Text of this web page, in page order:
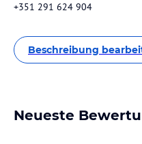
+351 291 624 904
Beschreibung
Neueste